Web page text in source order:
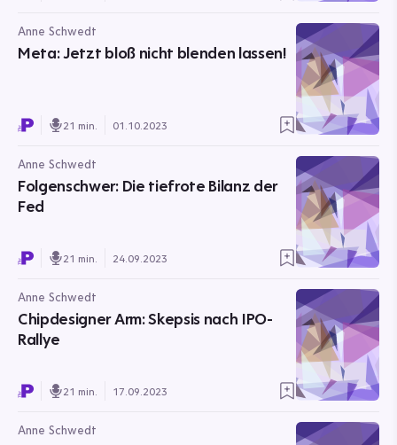
Anne Schwedt
Meta: Jetzt bloß nicht blenden lassen!
21 min. 01.10.2023
Anne Schwedt
Folgenschwer: Die tiefrote Bilanz der
Fed
21 min. 24.09.2023
Anne Schwedt
Chipdesigner Arm: Skepsis nach IPO-
Rallye
21 min. 17.09.2023
Anne Schwedt